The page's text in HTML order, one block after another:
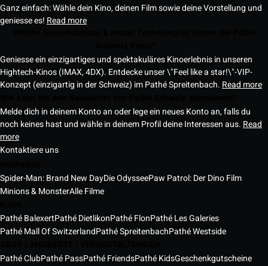
Ganz einfach: Wähle dein Kino, deinen Film sowie deine Vorstellung und
geniesse es! Read more
Geniesse ein einzigartiges und spektakuläres Kinoerlebnis in unseren
Hightech-Kinos (IMAX, 4DX). Entdecke unser \"Feel like a star!\"-VIP-
Konzept (einzigartig in der Schweiz) im Pathé Spreitenbach. Read more
Melde dich in deinem Konto an oder lege ein neues Konto an, falls du
noch keines hast und wähle in deinem Profil deine Interessen aus. Read
more
Kontaktiere uns
Spider-Man: Brand New DayDie OdysseePaw Patrol: Der Dino Film
Minions & MonsterAlle Filme
Pathé BalexertPathé DietlikonPathé FlonPathé Les Galeries
Pathé Mall Of SwitzerlandPathé SpreitenbachPathé Westside
Pathé ClubPathé PassPathé FriendsPathé KidsGeschenkgutscheine